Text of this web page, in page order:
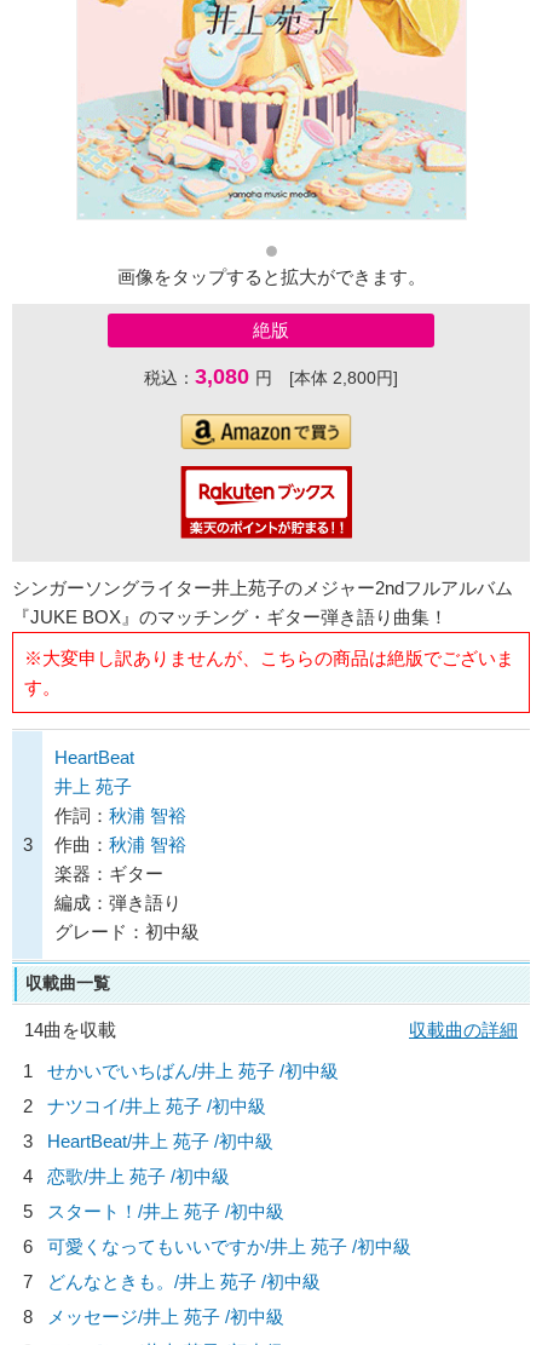
画像をタップすると拡大ができます。
絶版
税込： 3,080 円 [本体 2,800円]
シンガーソングライター井上苑子のメジャー2ndフルアルバム
『JUKE BOX』のマッチング・ギター弾き語り曲集！
※大変申し訳ありませんが、こちらの商品は絶版でございま
す。
3
HeartBeat
井上 苑子
作詞： 秋浦 智裕
作曲： 秋浦 智裕
楽器：ギター
編成：弾き語り
グレード：初中級
収載曲一覧
14曲を収載
収載曲の詳細
1
せかいでいちばん/井上 苑子 /初中級
2
ナツコイ/井上 苑子 /初中級
3
HeartBeat/井上 苑子 /初中級
4
恋歌/井上 苑子 /初中級
5
スタート！/井上 苑子 /初中級
6
可愛くなってもいいですか/井上 苑子 /初中級
7
どんなときも。/井上 苑子 /初中級
8
メッセージ/井上 苑子 /初中級